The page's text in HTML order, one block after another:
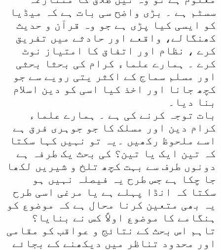
سسٹم ہے ۔ بڑی واضح سی بات ہے کہ میڈیا
کو ایسی کیا پڑی ہے جو وہ قرآن و حدیث
کھنگالے، واقعے اور حادثے میں تفریق
کرے ، نظام اور اتفاق کا امتیاز نوٹ
کرے ۔ ہمارے علماء کرام کی بحثا بحثی
اور مسلم سماج کے اکثر یتی رویے سے جو
کچھ جانا اور اخذ کیا اسی کو دین اسلام
بنا دیا۔
بات توجہ کرنے کی ہے ۔ ہمارے علماء
کرام دین اور مسلک کا جو جوہری فرق ہے
اسے ملحوظ رکھیں ۔یہ تو نہیں کہا سکتا
کہ تین ایک یا تین؟ کی بحث یک طرفہ ہے
دونوں طرف سے بہت کچھ تلخ و شیریں لکھا
جا چکا ہے جس طرح یہ فیصلہ نہیں ہو
سکتا کہ انڈا پہلے ہے یا مرغی اسی طرح
یہ بھی متعین کرنا محال ہے کہ موضوع کو
ہنگامے کا موضوع اولاً کس نے بنایا؟
تاہم اس بحث کے نتائج و عواقب کو مقامی
اور محدود تناظر میں دیکھنے کے بجائے